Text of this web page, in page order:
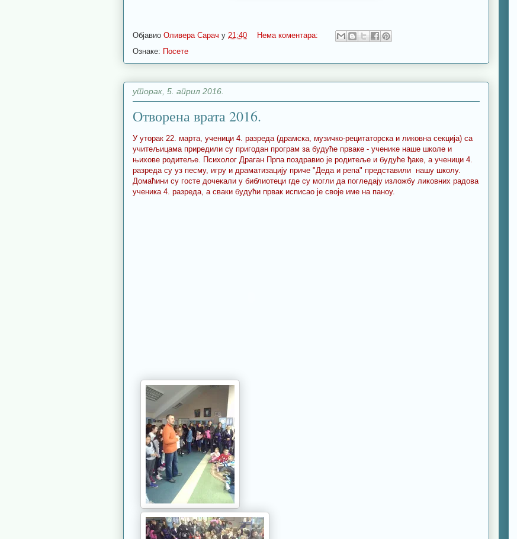
Објавио Оливера Сарач у 21:40
Нема коментара:
Ознаке: Посете
уторак, 5. април 2016.
Отворена врата 2016.
У уторак 22. марта, ученици 4. разреда (драмска, музичко-рецитаторска и ликовна секција) са
учитељицама приредили су пригодан програм за будуће прваке - ученике наше школе и
њихове родитеље. Психолог Драган Прпа поздравио је родитеље и будуће ђаке, а ученици 4.
разреда су уз песму, игру и драматизацију приче "Деда и репа" представили нашу школу.
Домаћини су госте дочекали у библиотеци где су могли да погледају изложбу ликовних радова
ученика 4. разреда, а сваки будући првак исписао је своје име на паноу.